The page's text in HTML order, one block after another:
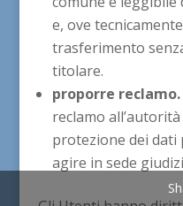
e, ove
trasferimento
titolare.
proporre reclamo.
reclamo
protezione dei dati
agire in sede